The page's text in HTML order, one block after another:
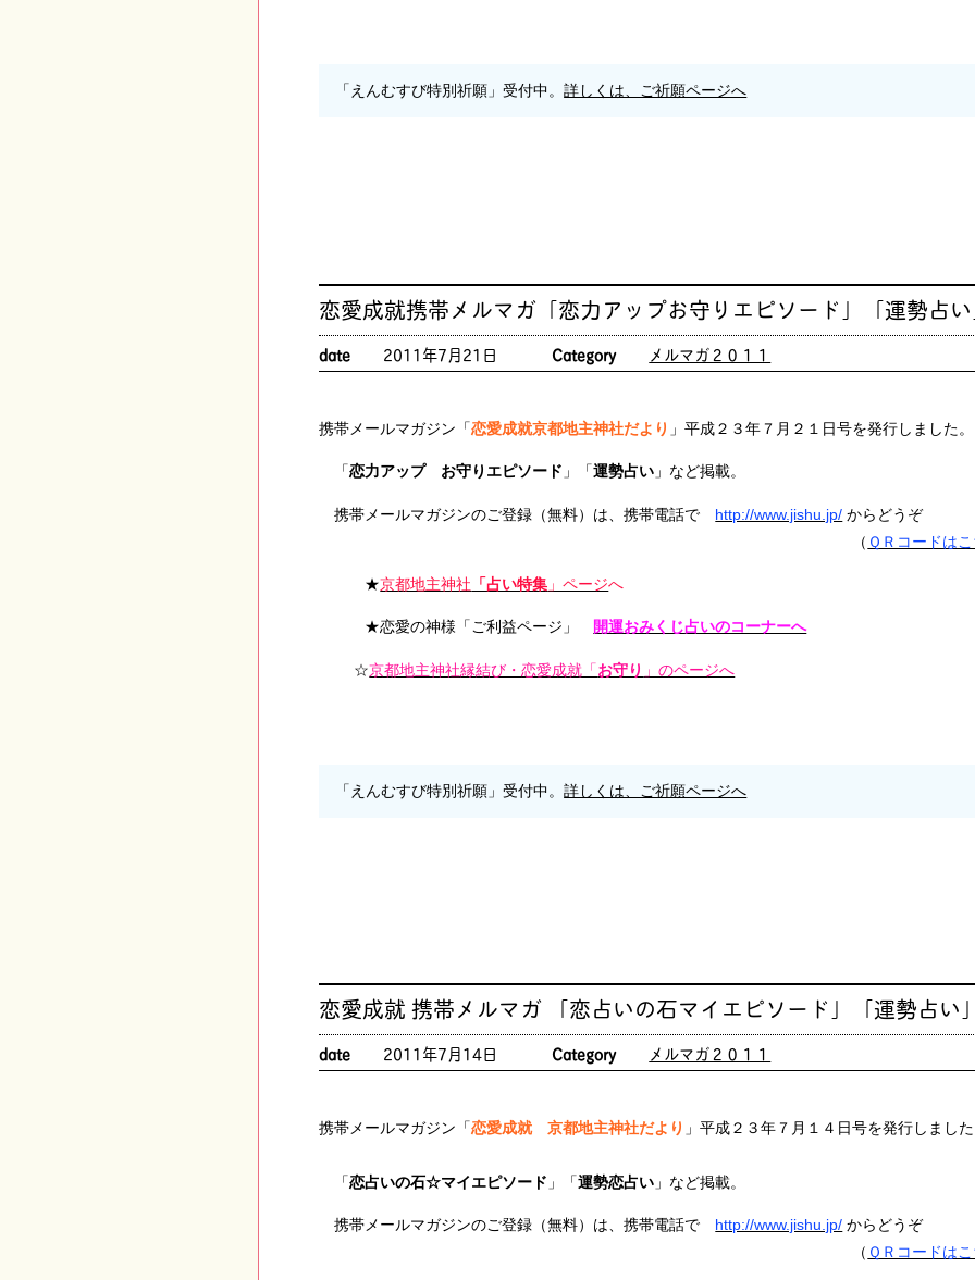
「えんむすび特別祈願」受付中。詳しくは、ご祈願ページへ
恋愛成就携帯メルマガ「恋力アップお守りエピソード」「運勢占
date 2011年7月21日 Category メルマガ２０１１
携帯メールマガジン「恋愛成就京都地主神社だより 」平成２３年７月２１日号を発行しました。
「恋力アップ お守りエピソード 」「運勢占い 」など掲載。
携帯メールマガジンのご登録（無料）は、携帯電話で http://www.jishu.jp/ からどうぞ
（ ＱＲコードは
★京都地主神社 「占い特集 」ページへ
★恋愛の神様「ご利益ページ」 開運おみくじ占いのコーナーへ
☆京都地主神社縁結び・恋愛成就「お守り 」のページへ
「えんむすび特別祈願」受付中。詳しくは、ご祈願ページへ
恋愛成就 携帯メルマガ 「恋占いの石マイエピソード」「運勢占い
date 2011年7月14日 Category メルマガ２０１１
携帯メールマガジン「恋愛成就 京都地主神社だより 」平成２３年７月１４日号を発行しま
「恋占いの石☆マイエピソード 」「運勢恋占い 」など掲載。
携帯メールマガジンのご登録（無料）は、携帯電話で http://www.jishu.jp/ からどうぞ
（ ＱＲコードは